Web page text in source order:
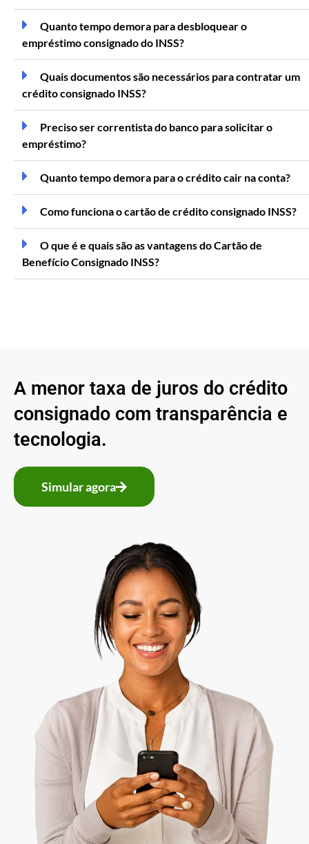
Quanto tempo demora para desbloquear o
empréstimo consignado do INSS?
Quais documentos são necessários para contratar um
crédito consignado INSS?
Preciso ser correntista do banco para solicitar o
empréstimo?
Quanto tempo demora para o crédito cair na conta?
Como funciona o cartão de crédito consignado INSS?
O que é e quais são as vantagens do Cartão de
Benefício Consignado INSS?
A menor taxa de juros do crédito
consignado com transparência e
tecnologia.
Simular agora